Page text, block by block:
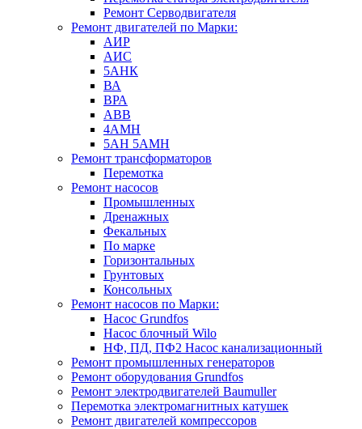
Ремонт Серводвигателя
Ремонт двигателей по Марки:
АИР
АИС
5АНК
ВА
ВРА
ABB
4АМН
5АН 5АМН
Ремонт трансформаторов
Перемотка
Ремонт насосов
Промышленных
Дренажных
Фекальных
По марке
Горизонтальных
Грунтовых
Консольных
Ремонт насосов по Марки:
Насос Grundfos
Насос блочный Wilo
НФ, ПД, ПФ2 Насос канализационный
Ремонт промышленных генераторов
Ремонт оборудования Grundfos
Ремонт электродвигателей Baumuller
Перемотка электромагнитных катушек
Ремонт двигателей компрессоров